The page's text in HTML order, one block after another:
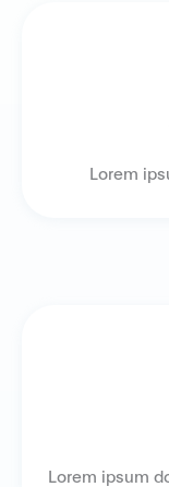
Lorem
Lorem ipsum